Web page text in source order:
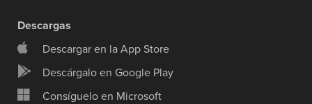
Descargas
Descargar en la App Store
Descárgalo en Google Play
Consíguelo en Microsoft